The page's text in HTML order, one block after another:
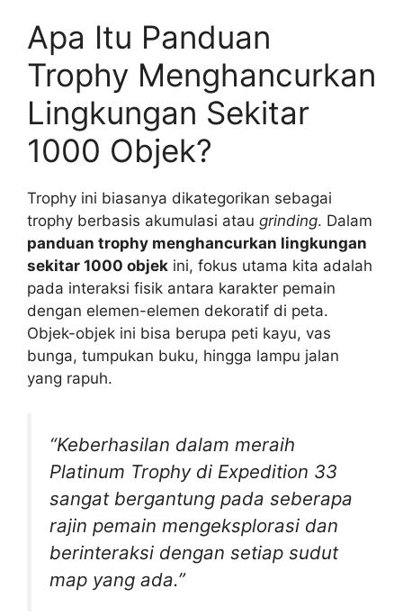
Apa Itu Panduan
Trophy Menghancurkan
Lingkungan Sekitar
1000 Objek?
Trophy ini biasanya dikategorikan sebagai
trophy berbasis akumulasi atau grinding. Dalam
panduan trophy menghancurkan lingkungan
sekitar 1000 objek ini, fokus utama kita adalah
pada interaksi fisik antara karakter pemain
dengan elemen-elemen dekoratif di peta.
Objek-objek ini bisa berupa peti kayu, vas
bunga, tumpukan buku, hingga lampu jalan
yang rapuh.
“Keberhasilan dalam meraih
Platinum Trophy di Expedition 33
sangat bergantung pada seberapa
rajin pemain mengeksplorasi dan
berinteraksi dengan setiap sudut
map yang ada.”